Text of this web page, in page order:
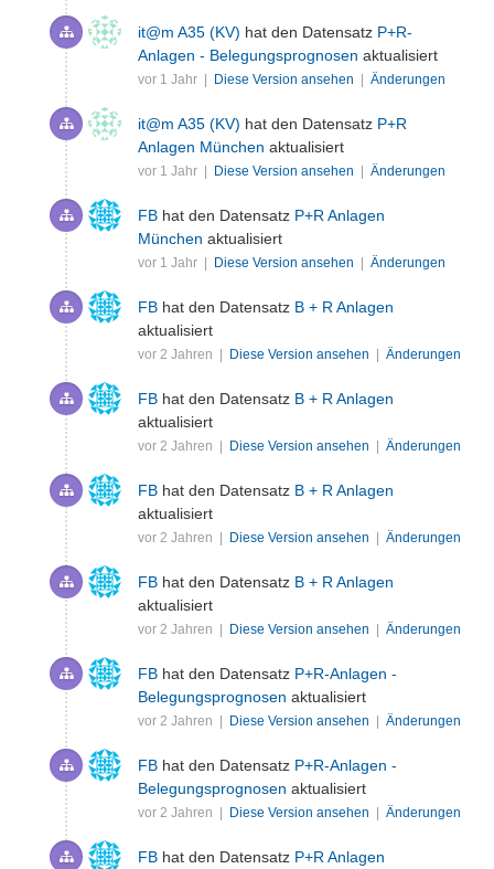
it@m A35 (KV) hat den Datensatz P+R-
Anlagen - Belegungsprognosen aktualisiert
vor 1 Jahr | Diese Version ansehen | Änderungen
it@m A35 (KV) hat den Datensatz P+R
Anlagen München aktualisiert
vor 1 Jahr | Diese Version ansehen | Änderungen
FB hat den Datensatz P+R Anlagen
München aktualisiert
vor 1 Jahr | Diese Version ansehen | Änderungen
FB hat den Datensatz B + R Anlagen
aktualisiert
vor 2 Jahren | Diese Version ansehen | Änderungen
FB hat den Datensatz B + R Anlagen
aktualisiert
vor 2 Jahren | Diese Version ansehen | Änderungen
FB hat den Datensatz B + R Anlagen
aktualisiert
vor 2 Jahren | Diese Version ansehen | Änderungen
FB hat den Datensatz B + R Anlagen
aktualisiert
vor 2 Jahren | Diese Version ansehen | Änderungen
FB hat den Datensatz P+R-Anlagen -
Belegungsprognosen aktualisiert
vor 2 Jahren | Diese Version ansehen | Änderungen
FB hat den Datensatz P+R-Anlagen -
Belegungsprognosen aktualisiert
vor 2 Jahren | Diese Version ansehen | Änderungen
FB hat den Datensatz P+R Anlagen